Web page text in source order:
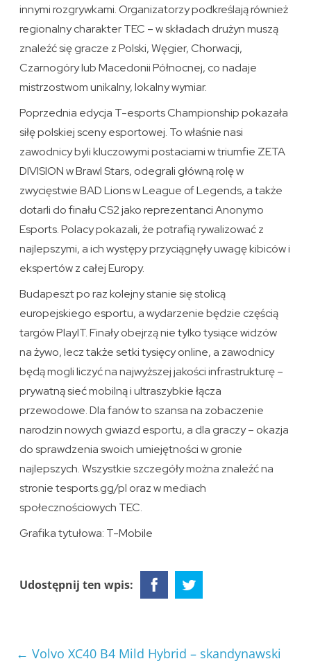
innymi rozgrywkami. Organizatorzy podkreślają również
regionalny charakter TEC – w składach drużyn muszą
znaleźć się gracze z Polski, Węgier, Chorwacji,
Czarnogóry lub Macedonii Północnej, co nadaje
mistrzostwom unikalny, lokalny wymiar.
Poprzednia edycja T-esports Championship pokazała
siłę polskiej sceny esportowej. To właśnie nasi
zawodnicy byli kluczowymi postaciami w triumfie ZETA
DIVISION w Brawl Stars, odegrali główną rolę w
zwycięstwie BAD Lions w League of Legends, a także
dotarli do finału CS2 jako reprezentanci Anonymo
Esports. Polacy pokazali, że potrafią rywalizować z
najlepszymi, a ich występy przyciągnęły uwagę kibiców i
ekspertów z całej Europy.
Budapeszt po raz kolejny stanie się stolicą
europejskiego esportu, a wydarzenie będzie częścią
targów PlayIT. Finały obejrzą nie tylko tysiące widzów
na żywo, lecz także setki tysięcy online, a zawodnicy
będą mogli liczyć na najwyższej jakości infrastrukturę –
prywatną sieć mobilną i ultraszybkie łącza
przewodowe. Dla fanów to szansa na zobaczenie
narodzin nowych gwiazd esportu, a dla graczy – okazja
do sprawdzenia swoich umiejętności w gronie
najlepszych. Wszystkie szczegóły można znaleźć na
stronie tesports.gg/pl oraz w mediach
społecznościowych TEC.
Grafika tytułowa: T-Mobile
Udostępnij ten wpis:
← Volvo XC40 B4 Mild Hybrid – skandynawski